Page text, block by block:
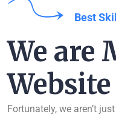
Best
We are
Fortunately, we aren’t